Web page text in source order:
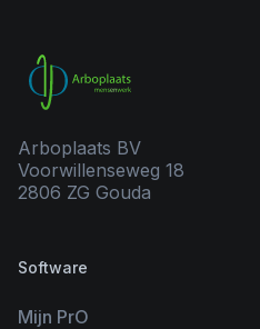
Arboplaats BV
Voorwillenseweg 18
2806 ZG Gouda
Software
Mijn PrO